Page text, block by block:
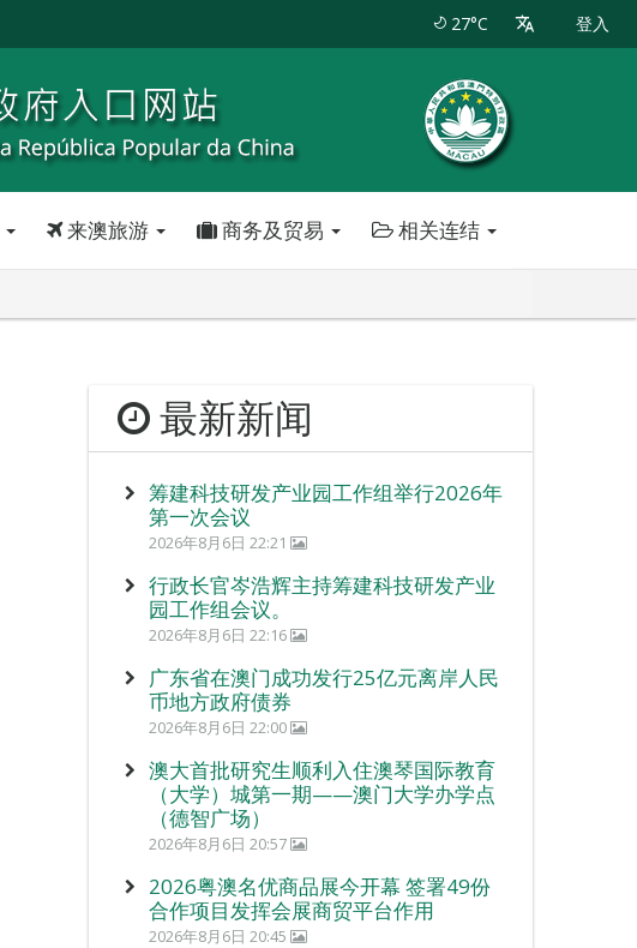
27°C 登入
来澳旅游 商务及贸易 相关连结
最新新闻
筹建科技研发产业园工作组举行2026年
第一次会议
2026年8月6日 22:21
行政长官岑浩辉主持筹建科技研发产业
园工作组会议。
2026年8月6日 22:16
广东省在澳门成功发行25亿元离岸人民
币地方政府债券
2026年8月6日 22:00
澳大首批研究生顺利入住澳琴国际教育
（大学）城第一期——澳门大学办学点
（德智广场）
2026年8月6日 20:57
2026粤澳名优商品展今开幕 签署49份
合作项目发挥会展商贸平台作用
2026年8月6日 20:45